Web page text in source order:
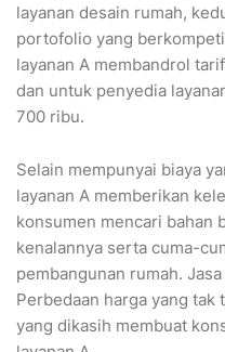
layanan desain rumah,
portofolio yang
layanan A membandrol
dan untuk penyedia
700 ribu.
Selain mempunyai biaya
layanan A memberikan
konsumen mencari bahan
kenalannya serta cuma-
pembangunan rumah.
Perbedaan harga yang
yang dikasih membuat